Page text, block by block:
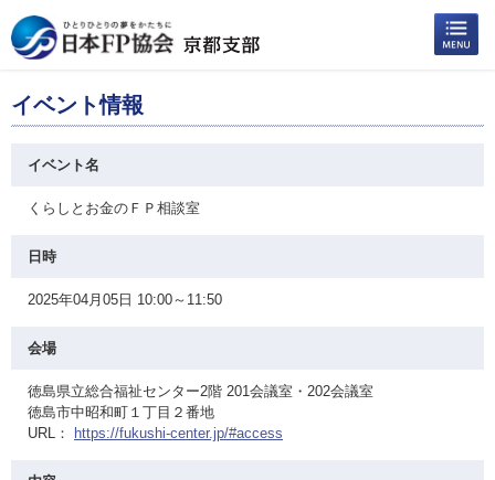
イベント情報
イベント名
くらしとお金のＦＰ相談室
日時
2025年04月05日 10:00～11:50
会場
徳島県立総合福祉センター2階 201会議室・202会議室
徳島市中昭和町１丁目２番地
URL：
https://fukushi-center.jp/#access